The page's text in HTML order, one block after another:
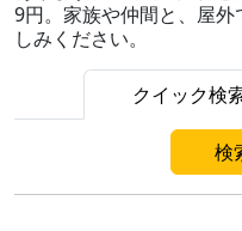
9円。家族や仲間と、屋
しみください。
クイック検
検